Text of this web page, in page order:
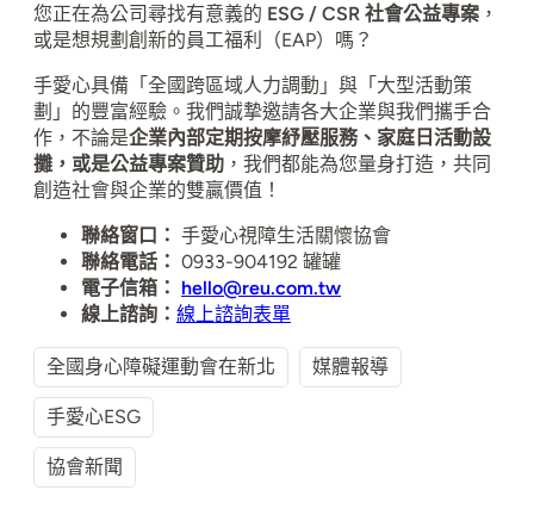
您正在為公司尋找有意義的 ESG / CSR 社會公益專案 ，
或是想規劃創新的員工福利（EAP）嗎？
手愛心具備「全國跨區域人力調動」與「大型活動策
劃」的豐富經驗。我們誠摯邀請各大企業與我們攜手合
作，不論是企業內部定期按摩紓壓服務、家庭日活動設
攤，或是公益專案贊助 ，我們都能為您量身打造，共同
創造社會與企業的雙贏價值！
聯絡窗口： 手愛心視障生活關懷協會
聯絡電話： 0933-904192 罐罐
電子信箱： hello@reu.com.tw
線上諮詢： 線上諮詢表單
全國身心障礙運動會在新北 媒體報導
手愛心ESG
協會新聞